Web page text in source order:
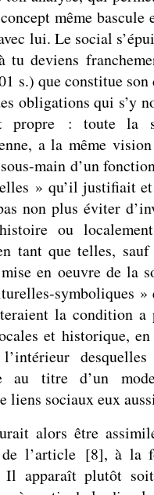
même bascule
lui. Le social
tu deviens
s.) que constitue
obligations qui s’y
propre : toute la
a la même
main d’un
» qu’il justifiait
non plus éviter
ou
tant que telles,
en oeuvre de la
symboliques »
la condition
et historique,
au titre d’un
liens sociaux eux
alors être
l’article[8], à la
apparaît plutôt